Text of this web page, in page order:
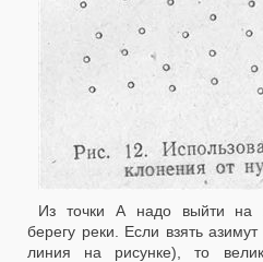
Из точки А надо выйти на
берегу реки. Если взять
линия на рисунке), то